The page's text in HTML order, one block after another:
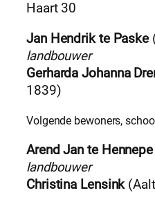
Haart 30
Jan Hendrik te Paske
landbouwer
Gerharda Johanna
1839)
Volgende bewoners,
Arend Jan te Hennepe
landbouwer
Christina Lensink